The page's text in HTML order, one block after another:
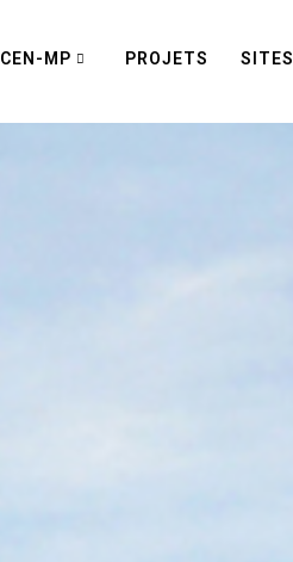
CEN-MP PROJETS SITES